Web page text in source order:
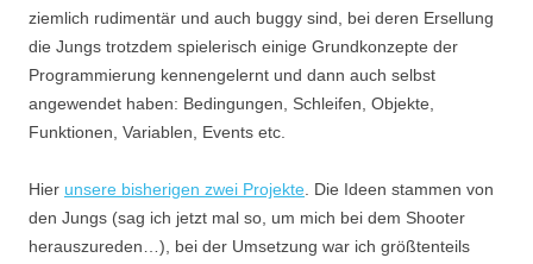
ziemlich rudimentär und auch buggy sind, bei deren Ersellung
die Jungs trotzdem spielerisch einige Grundkonzepte der
Programmierung kennengelernt und dann auch selbst
angewendet haben: Bedingungen, Schleifen, Objekte,
Funktionen, Variablen, Events etc.
Hier unsere bisherigen zwei Projekte . Die Ideen stammen von
den Jungs (sag ich jetzt mal so, um mich bei dem Shooter
herauszureden…), bei der Umsetzung war ich größtenteils